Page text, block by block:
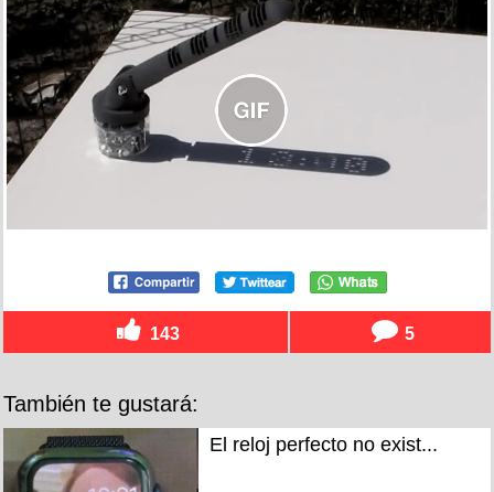
143 5
También te gustará:
El reloj perfecto no exist...